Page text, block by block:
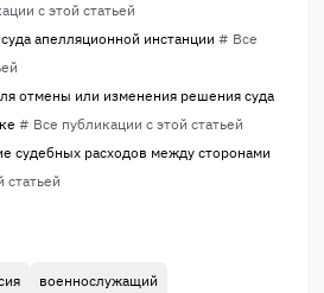
с этой статьей
апелляционной инстанции # Все
отмены или изменения решения суда
# Все публикации с этой статьей
судебных расходов между сторонами
статьей
военнослужащий